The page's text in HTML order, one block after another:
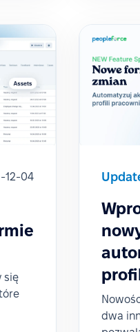
12-04
się
dwa